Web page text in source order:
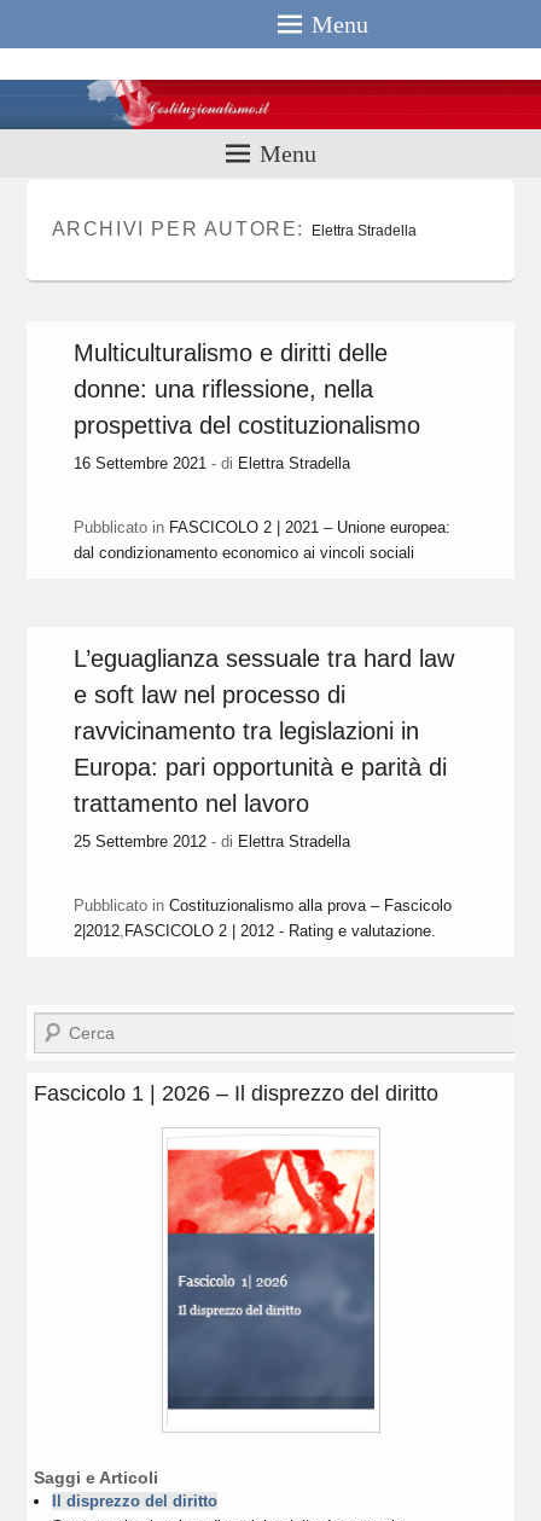
Menu
Menu
ARCHIVI PER AUTORE: Elettra Stradella
Multiculturalismo e diritti delle
donne: una riflessione, nella
prospettiva del costituzionalismo
16 Settembre 2021 - di Elettra Stradella
Pubblicato in FASCICOLO 2 | 2021 – Unione europea:
dal condizionamento economico ai vincoli sociali
L’eguaglianza sessuale tra hard law
e soft law nel processo di
ravvicinamento tra legislazioni in
Europa: pari opportunità e parità di
trattamento nel lavoro
25 Settembre 2012 - di Elettra Stradella
Pubblicato in Costituzionalismo alla prova – Fascicolo
2|2012, FASCICOLO 2 | 2012 - Rating e valutazione.
Cerca
Fascicolo 1 | 2026 – Il disprezzo del diritto
Saggi e Articoli
Il disprezzo del diritto